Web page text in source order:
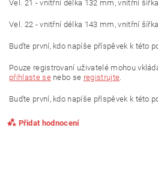
Vel. 21 - vnitřní délka 132 mm, vnitřní
Vel. 22 - vnitřní délka 143 mm, vnitřní
Buďte první, kdo napíše příspěvek k této
Pouze registrovaní uživatelé mohou
přihlaste senebo se registrujte.
Buďte první, kdo napíše příspěvek k této
Přidat hodnocení